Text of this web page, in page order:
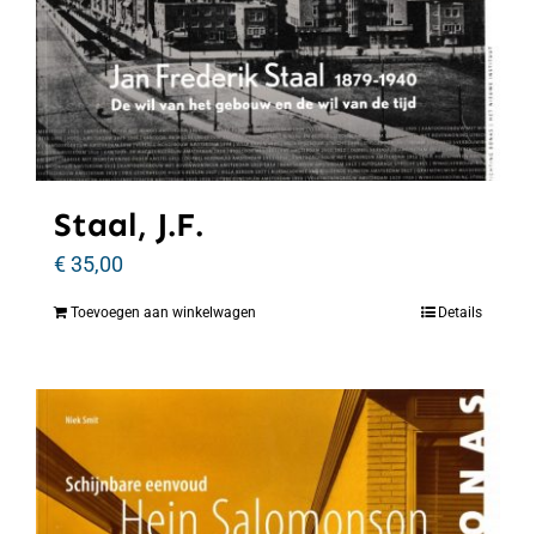
Staal, J.F.
€35,00
Toevoegen aan winkelwagen Details